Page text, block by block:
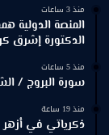
منذ 3 ساعات
المنصة الدولية
الدكتورة إشرق
منذ 5 ساعات
سورة البروج /
منذ 19 ساعة
ذكرياتي في